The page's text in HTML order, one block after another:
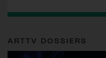
ARTTV DOSSIERS